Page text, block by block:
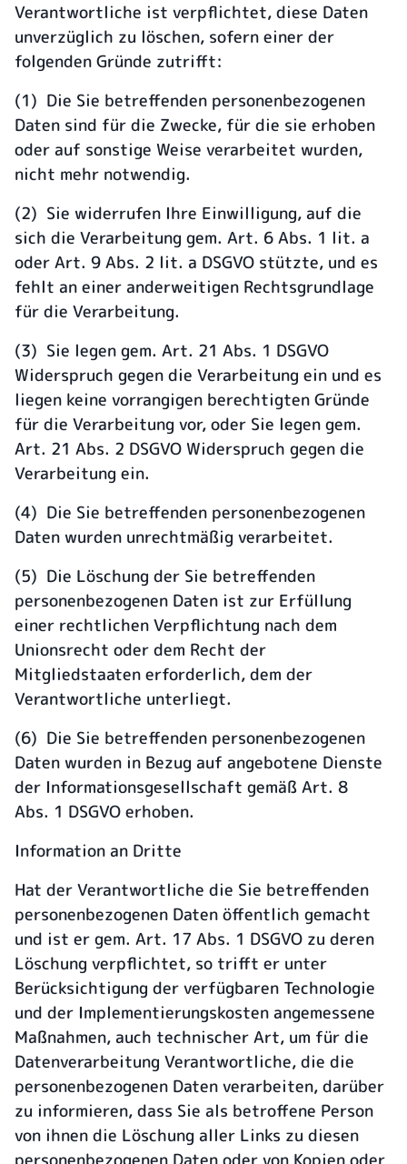
Verantwortliche ist verpflichtet, diese Daten
unverzüglich zu löschen, sofern einer der
folgenden Gründe zutrifft:
(1) Die Sie betreffenden personenbezogenen
Daten sind für die Zwecke, für die sie erhoben
oder auf sonstige Weise verarbeitet wurden,
nicht mehr notwendig.
(2) Sie widerrufen Ihre Einwilligung, auf die
sich die Verarbeitung gem. Art. 6 Abs. 1 lit. a
oder Art. 9 Abs. 2 lit. a DSGVO stützte, und es
fehlt an einer anderweitigen Rechtsgrundlage
für die Verarbeitung.
(3) Sie legen gem. Art. 21 Abs. 1 DSGVO
Widerspruch gegen die Verarbeitung ein und es
liegen keine vorrangigen berechtigten Gründe
für die Verarbeitung vor, oder Sie legen gem.
Art. 21 Abs. 2 DSGVO Widerspruch gegen die
Verarbeitung ein.
(4) Die Sie betreffenden personenbezogenen
Daten wurden unrechtmäßig verarbeitet.
(5) Die Löschung der Sie betreffenden
personenbezogenen Daten ist zur Erfüllung
einer rechtlichen Verpflichtung nach dem
Unionsrecht oder dem Recht der
Mitgliedstaaten erforderlich, dem der
Verantwortliche unterliegt.
(6) Die Sie betreffenden personenbezogenen
Daten wurden in Bezug auf angebotene Dienste
der Informationsgesellschaft gemäß Art. 8
Abs. 1 DSGVO erhoben.
Information an Dritte
Hat der Verantwortliche die Sie betreffenden
personenbezogenen Daten öffentlich gemacht
und ist er gem. Art. 17 Abs. 1 DSGVO zu deren
Löschung verpflichtet, so trifft er unter
Berücksichtigung der verfügbaren Technologie
und der Implementierungskosten angemessene
Maßnahmen, auch technischer Art, um für die
Datenverarbeitung Verantwortliche, die die
personenbezogenen Daten verarbeiten, darüber
zu informieren, dass Sie als betroffene Person
von ihnen die Löschung aller Links zu diesen